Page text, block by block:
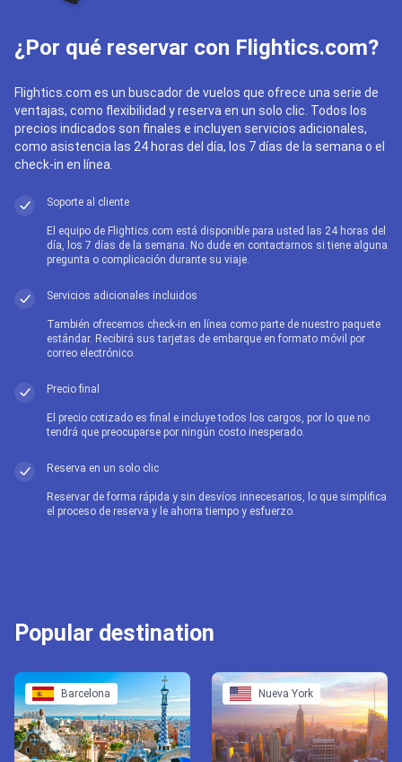
¿Por qué reservar con Flightics.com?
Flightics.com es un buscador de vuelos que ofrece una serie de
ventajas, como flexibilidad y reserva en un solo clic. Todos los
precios indicados son finales e incluyen servicios adicionales,
como asistencia las 24 horas del día, los 7 días de la semana o el
check-in en línea.
Soporte al cliente
El equipo de Flightics.com está disponible para usted las 24 horas del
día, los 7 días de la semana. No dude en contactarnos si tiene alguna
pregunta o complicación durante su viaje.
Servicios adicionales incluidos
También ofrecemos check-in en línea como parte de nuestro paquete
estándar. Recibirá sus tarjetas de embarque en formato móvil por
correo electrónico.
Precio final
El precio cotizado es final e incluye todos los cargos, por lo que no
tendrá que preocuparse por ningún costo inesperado.
Reserva en un solo clic
Reservar de forma rápida y sin desvíos innecesarios, lo que simplifica
el proceso de reserva y le ahorra tiempo y esfuerzo.
Popular destination
Barcelona Nueva York